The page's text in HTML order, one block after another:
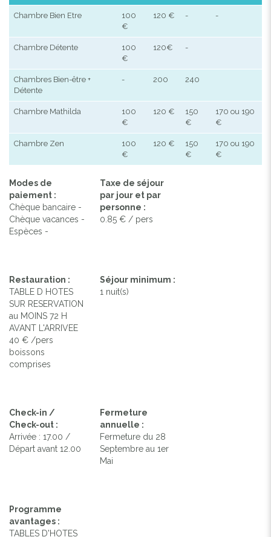
Chambre Bien Etre
100
€
120 € - -
Chambre Détente
100
€
120€ -
Chambres Bien-être +
Détente
- 200 240
Chambre Mathilda
100
€
120 €
150
€
170 ou 190
€
Chambre Zen
100
€
120 €
150
€
170 ou 190
€
Modes de
paiement :
Chèque bancaire -
Chèque vacances -
Espèces -
Taxe de séjour
par jour et par
personne :
0.85 € / pers
Restauration :
TABLE D HOTES
SUR RESERVATION
au MOINS 72 H
AVANT L'ARRIVEE
40 € /pers
boissons
comprises
Séjour minimum :
1 nuit(s)
Check-in /
Check-out :
Arrivée : 17.00 /
Départ avant 12.00
Fermeture
annuelle :
Fermeture du 28
Septembre au 1er
Mai
Programme
avantages :
TABLES D'HOTES